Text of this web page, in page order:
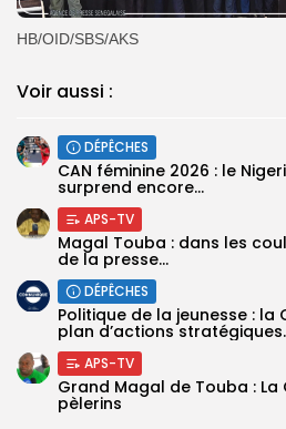
HB/OID/SBS/AKS
Voir aussi :
DÉPÊCHES
‎CAN féminine 2026 : le
surprend encore...
APS-TV
Magal Touba : dans les
de la presse...
DÉPÊCHES
Politique de la jeunesse : la
plan d’actions
APS-TV
Grand Magal de Touba : La
pèlerins